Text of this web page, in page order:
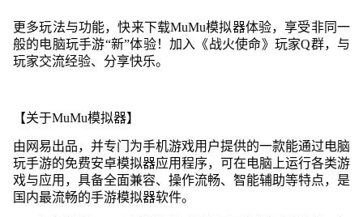
更多玩法与功能，快来下载MuMu模拟器体验，享受非同一
般的电脑玩手游“新”体验！加入《战火使命》玩家Q群，与
玩家交流经验、分享快乐。
【关于MuMu模拟器】
由网易出品，并专门为手机游戏用户提供的一款能通过电脑
玩手游的免费安卓模拟器应用程序，可在电脑上运行各类游
戏与应用，具备全面兼容、操作流畅、智能辅助等特点，是
国内最流畅的手游模拟器软件。